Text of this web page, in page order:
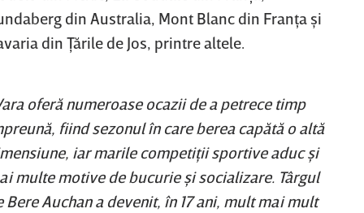
din Australia, Mont Blanc din Franţa şi
din Ţările de Jos, printre altele.
oferă numeroase ocazii de a petrece timp
fiind sezonul în care berea capătă o altă
iar marile competiţii sportive aduc şi
multe motive de bucurie şi socializare. Târgul
Bere Auchan a devenit, în 17 ani, mult mai mult